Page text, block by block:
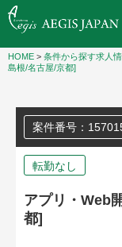
HOME > 条件から探す求人
島根/名古屋/京都]
案件番号：
転勤なし
アプリ・Web
都]